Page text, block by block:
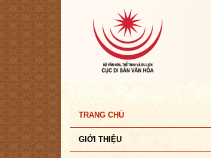
TRANG CHỦ
GIỚI THIỆU